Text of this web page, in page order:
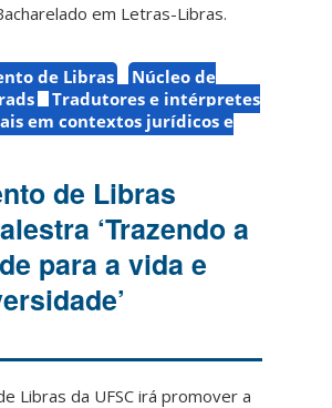
em Letras-Libras.
de Libras
Núcleo de
Tradutores e intérpretes
em contextos jurídicos e
de Libras
‘Trazendo a
para a vida e
Libras da UFSC irá promover a